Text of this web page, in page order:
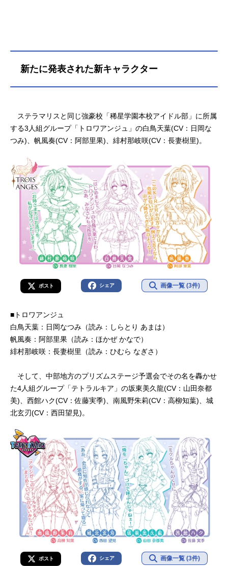
新たに発表された新キャラクター
ステラマリスと同じ強豪校「稀星学園本校アイドル部」に所属
する3人組グループ「トロワアンジュ」の白鳥天葉(CV：日岡な
つみ)、帆風奏(CV：阿部里果)、緋村那岐咲(CV：長妻樹里)。
ポスト シェア 画像一覧 (3件)
■トロワアンジュ
白鳥天葉：日岡なつみ（読み：しらとり あまは）
帆風奏：阿部里果（読み：ほかぜ かなで）
緋村那岐咲：長妻樹里（読み：ひむら なぎさ）
そして、中部地方のプリズムステージ予選会でその名を轟かせ
た4人組グループ「テトラルキア」の坂東美久龍(CV：山田奈都
美)、西館ハク(CV：佐藤実季)、南風野朱莉(CV：高柳知葉)、城
北玄刃(CV：西田望見)。
ポスト シェア 画像一覧 (3件)